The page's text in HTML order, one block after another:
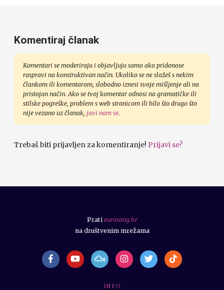
Komentiraj članak
Komentari se moderiraju i objavljuju samo ako pridonose
raspravi na konstruktivan način. Ukoliko se ne slažeš s nekim
člankom ili komentarom, slobodno iznesi svoje mišljenje ali na
pristojan način. Ako se tvoj komentar odnosi na gramatičke ili
stilske pogreške, problem s web stranicom ili bilo što drugo što
nije vezano uz članak, javi nam se.
Trebaš biti prijavljen za komentiranje! Prijavi se?
I N F O
Prati eurosong.hr
na društvenim mrežama